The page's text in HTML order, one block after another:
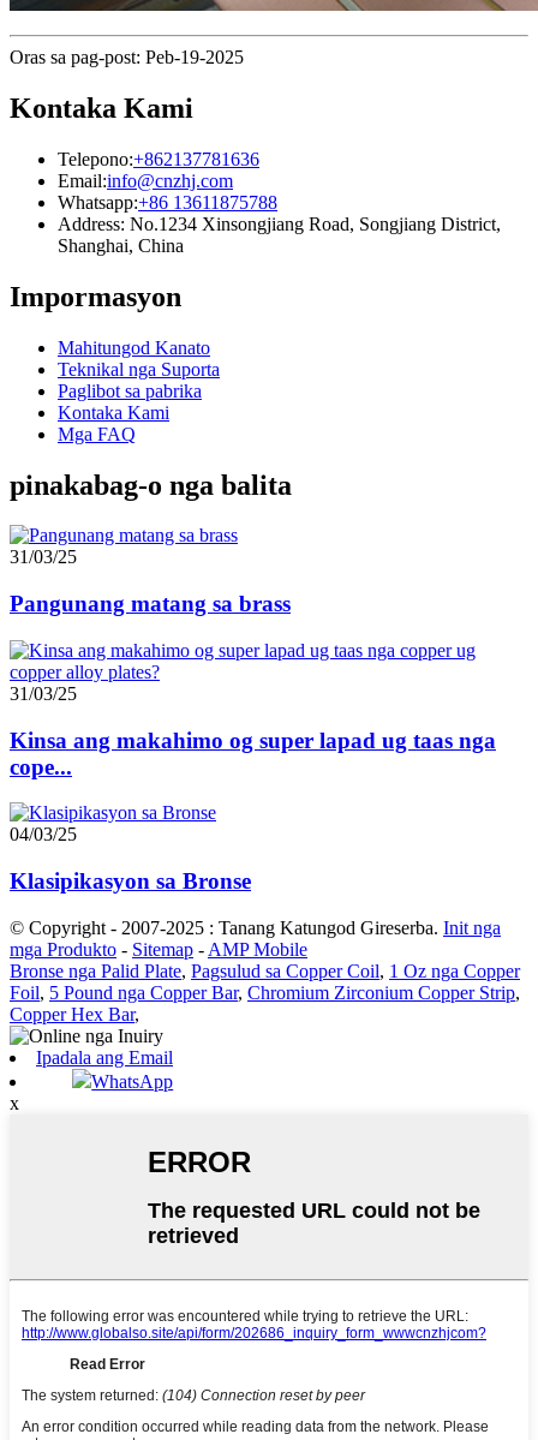
Oras sa pag-post: Peb-19-2025
Kontaka Kami
Telepono:+862137781636
Email:info@cnzhj.com
Whatsapp:+86 13611875788
Address: No.1234 Xinsongjiang Road, Songjiang District,
Shanghai, China
Impormasyon
Mahitungod Kanato
Teknikal nga Suporta
Paglibot sa pabrika
Kontaka Kami
Mga FAQ
pinakabag-o nga balita
31/03/25
Pangunang matang sa brass
31/03/25
Kinsa ang makahimo og super lapad ug taas nga
cope...
04/03/25
Klasipikasyon sa Bronse
© Copyright - 2007-2025 : Tanang Katungod Gireserba. Init nga
mga Produkto - Sitemap - AMP Mobile
Bronse nga Palid Plate, Pagsulud sa Copper Coil, 1 Oz nga Copper
Foil, 5 Pound nga Copper Bar, Chromium Zirconium Copper Strip,
Copper Hex Bar,
Ipadala ang Email
WhatsApp
x